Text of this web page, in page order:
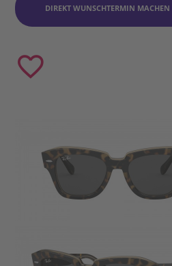
DIREKT WUNSCHTERMIN MACHEN